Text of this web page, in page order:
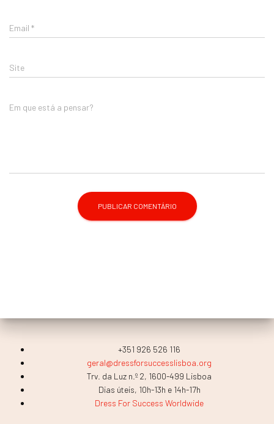
Email *
Site
Em que está a pensar?
+351 926 526 116
geral@dressforsuccesslisboa.org
Trv. da Luz n.º 2, 1600-499 Lisboa
Dias úteis, 10h-13h e 14h-17h
Dress For Success Worldwide